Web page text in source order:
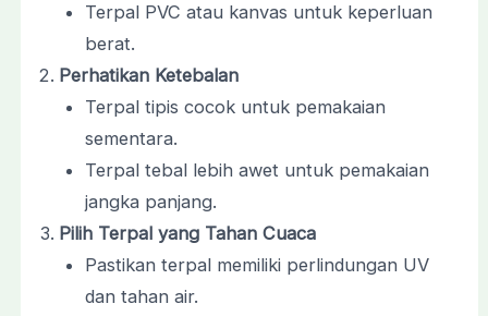
Terpal PVC atau kanvas untuk keperluan
berat.
Perhatikan Ketebalan
Terpal tipis cocok untuk pemakaian
sementara.
Terpal tebal lebih awet untuk pemakaian
jangka panjang.
Pilih Terpal yang Tahan Cuaca
Pastikan terpal memiliki perlindungan UV
dan tahan air.